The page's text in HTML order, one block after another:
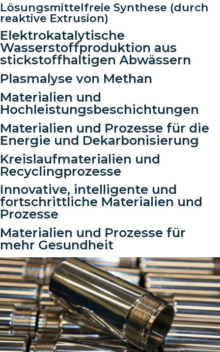
Lösungsmittelfreie Synthese (durch
reaktive Extrusion)
Elektrokatalytische
Wasserstoffproduktion aus
stickstoffhaltigen Abwässern
Plasmalyse von Methan
Materialien und
Hochleistungsbeschichtungen
Materialien und Prozesse für die
Energie und Dekarbonisierung
Kreislaufmaterialien und
Recyclingprozesse
Innovative, intelligente und
fortschrittliche Materialien und
Prozesse
Materialien und Prozesse für
mehr Gesundheit